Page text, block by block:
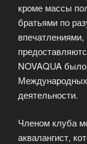
кроме массы
братьями по
NOVAQUA
Международных
деятельности.
Членом клуба
аквалангист,